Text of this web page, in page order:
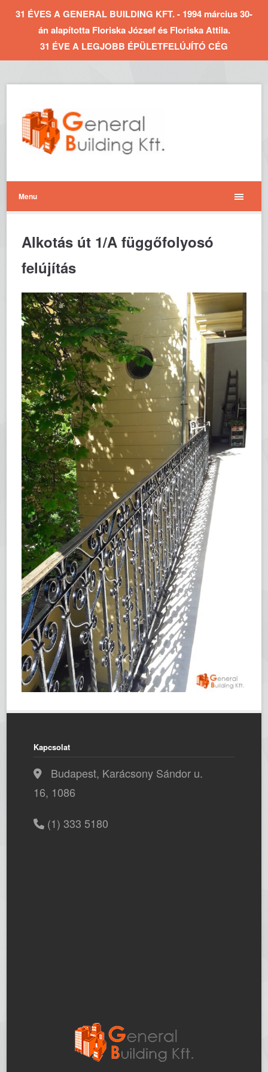
31 ÉVES A GENERAL BUILDING KFT. - 1994 március 30-
án alapította Floriska József és Floriska Attila.
31 ÉVE A LEGJOBB ÉPÜLETFELÚJÍTÓ CÉG
Menu
Alkotás út 1/A függőfolyosó
felújítás
Kapcsolat
Budapest, Karácsony Sándor u.
16, 1086
(1) 333 5180